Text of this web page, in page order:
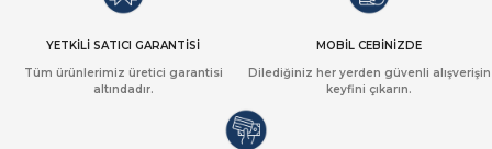
YETKİLİ SATICI GARANTİSİ
Tüm ürünlerimiz üretici garantisi
altındadır.
MOBİL CEBİNİZDE
Dilediğiniz her yerden güvenli alışverişin
keyfini çıkarın.